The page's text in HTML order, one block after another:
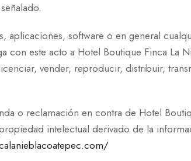
aplicaciones, software o en general
con este acto a Hotel Boutique Finca La
vender, reproducir, distribuir,
o reclamación en contra de Hotel
intelectual derivado de la